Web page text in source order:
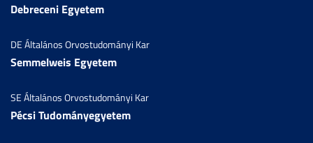
Debreceni Egyetem
DE Általános Orvostudományi Kar
Semmelweis Egyetem
SE Általános Orvostudományi Kar
Pécsi Tudományegyetem